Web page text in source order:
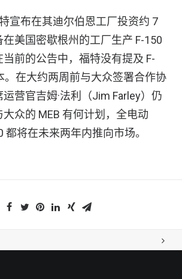
宣布在其迪尔伯恩工厂投资约 7
美国密歇根州的工厂生产 F-150
前的公告中，福特没有提及 F-
。在大约两周前与大众签署合作协
营官吉姆·法利（Jim Farley）仍
众的 MEB 有何计划，全电动
都将在未来两年内推向市场。